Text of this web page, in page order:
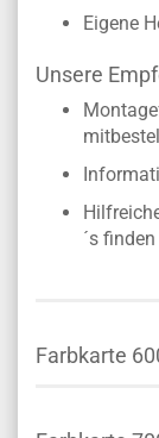
Eigene
Unsere
´s finden
Farbkarte